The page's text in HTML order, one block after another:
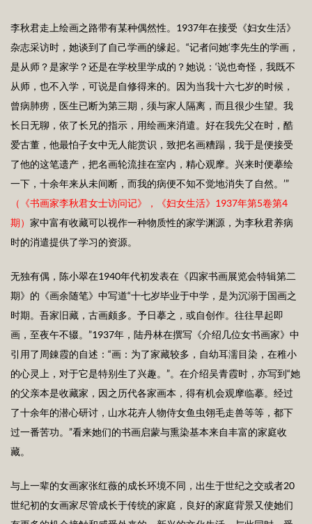
李秋君走上绘画之路带有某种偶然性。1937年在接受《妇女生活》
杂志采访时，她谈到了自己学画的缘起。“记者问她‘李先生的学画，
是从师？是家学？还是在学校里学成的？她说：‘说也奇怪，我既不
从师，也不入学，可说是自修得来的。因为当我十六七岁的时候，
曾病肺痨，医生已断为第三期，须与家人隔离，而且很少生望。我
长日无聊，依了长兄的指示，用绘画来消遣。好在我先父在时，酷
爱古董，他最怕子女中无人能赏识，致把名画糟蹋，我于是便接受
了他的这笔遗产，把名画轮流挂在室内，精心观摩。兴来时便摹绘
一下，十余年来从未间断，而我的病便不知不觉地消失了自然。’”
（《书画家李秋君女士访问记》，《妇女生活》1937年第5卷第4
期） 家中富有收藏可以视作一种物质性的家学渊源，为李秋君养病
时的消遣提供了学习的资源。
无独有偶，陈小翠在1940年代初发表在《四家书画展览会特辑第二
期》的《画余随笔》中写道“十七岁毕业于中学，是为沉溺于国画之
时期。吾家旧藏，古画颇多。予日摹之，或自创作。往往早起即
画，至夜午不辍。”1937年，陆丹林在撰写《介绍几位女书画家》中
引用了周錬霞的自述：“画：为了家藏较多，自幼耳濡目染，在稚小
的心灵上，对于它是特别生了兴趣。”。在介绍吴青霞时，亦写到“她
的父亲本是收藏家，因之历代各家画本，得有机会观摩临摹。经过
了十余年的潜心研讨，山水花卉人物侍女鱼虫翎毛走兽等等，都下
过一番苦功。”看来她们的书画启蒙与熏染基本来自丰富的家庭收
藏。
与上一辈的女画家张红薇的成长环境不同，出生于世纪之交或者20
世纪初的女画家尽管成长于传统的家庭，良好的家庭背景又使她们